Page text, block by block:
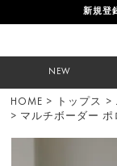
新規登
NEW
HOME > トップス >
> マルチボーダー ポ